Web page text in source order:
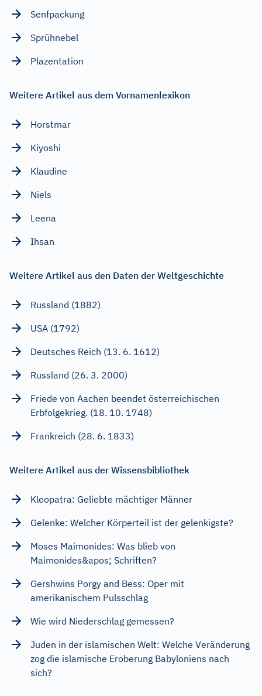
Senfpackung
Sprühnebel
Plazentation
Weitere Artikel aus dem Vornamenlexikon
Horstmar
Kiyoshi
Klaudine
Niels
Leena
Ihsan
Weitere Artikel aus den Daten der Weltgeschichte
Russland (1882)
USA (1792)
Deutsches Reich (13. 6. 1612)
Russland (26. 3. 2000)
Friede von Aachen beendet österreichischen
Erbfolgekrieg. (18. 10. 1748)
Frankreich (28. 6. 1833)
Weitere Artikel aus der Wissensbibliothek
Kleopatra: Geliebte mächtiger Männer
Gelenke: Welcher Körperteil ist der gelenkigste?
Moses Maimonides: Was blieb von
Maimonides&apos; Schriften?
Gershwins Porgy and Bess: Oper mit
amerikanischem Pulsschlag
Wie wird Niederschlag gemessen?
Juden in der islamischen Welt: Welche Veränderung
zog die islamische Eroberung Babyloniens nach
sich?